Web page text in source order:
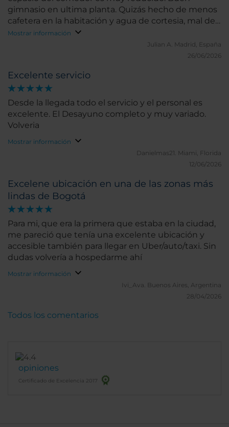
gimnasio en ultima planta. Quizás hecho de menos
cafetera en la habitación y agua de cortesia, mal de
muchos NH.
Mostrar información
Julian A. Madrid, España
26/06/2026
Excelente servicio
Desde la llegada todo el servicio y el personal es
excelente. El Desayuno completo y muy variado.
Volveria
Mostrar información
Danielmas21. Miami, Florida
12/06/2026
Excelene ubicación en una de las zonas más
lindas de Bogotá
Para mi, que era la primera que estaba en la ciudad,
me pareció que tenía una excelente ubicación y
accesible también para llegar en Uber/auto/taxi. Sin
dudas volvería a hospedarme ahí
Mostrar información
Ivi_Ava. Buenos Aires, Argentina
28/04/2026
opiniones
Certificado de Excelencia 2017
Todos los comentarios